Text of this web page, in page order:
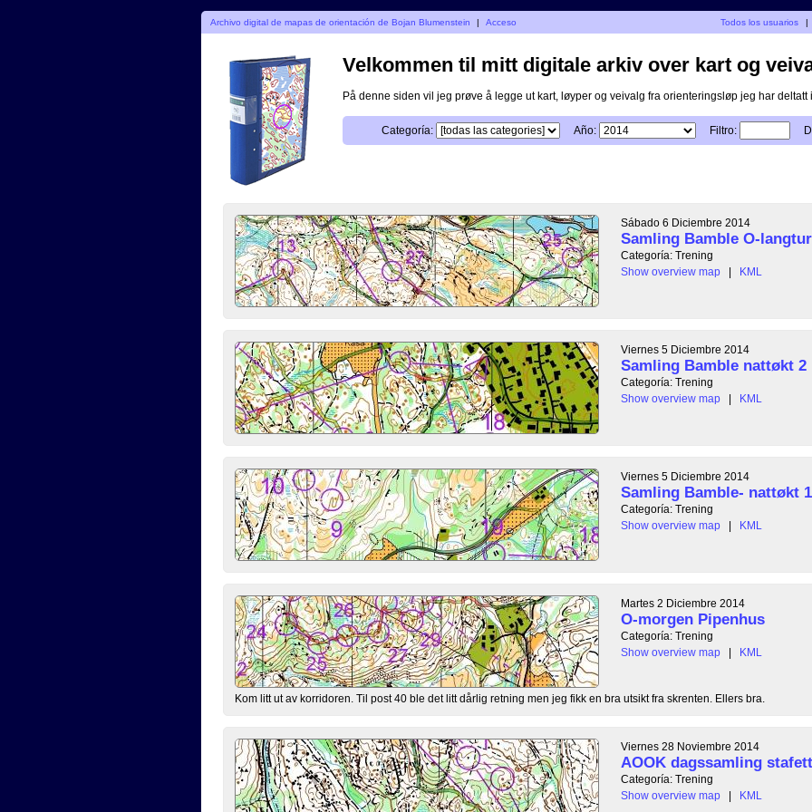
Archivo digital de mapas de orientación de Bojan Blumenstein | Acceso Todos los usuarios |
Velkommen til mitt digitale arkiv over kart og
På denne siden vil jeg prøve å legge ut kart, løyper og veivalg fra orienteringsløp jeg har deltatt
Categoría: Año: Filtro:
Sábado 6 Diciembre 2014
Samling Bamble O-
Categoría: Trening
Show overview map
| KML
Viernes 5 Diciembre 2014
Samling Bamble nattøkt 2
Categoría: Trening
Show overview map
| KML
Viernes 5 Diciembre 2014
Samling Bamble- nattøkt 1
Categoría: Trening
Show overview map
| KML
Martes 2 Diciembre 2014
O-morgen Pipenhus
Categoría: Trening
Show overview map
| KML
Kom litt ut av korridoren. Til post 40 ble det litt dårlig retning men jeg fikk en bra utsikt fra skrenten. Ellers bra.
Viernes 28 Noviembre 2014
AOOK dagssamling
Categoría: Trening
Show overview map
| KML